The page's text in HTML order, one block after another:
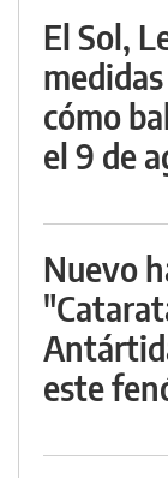
El Sol,
cómo
el 9 de
Nuevo
este